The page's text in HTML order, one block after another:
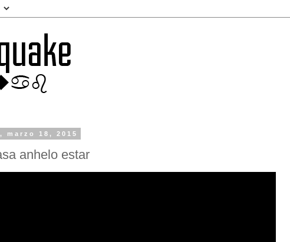
marzo 18, 2015
anhelo estar